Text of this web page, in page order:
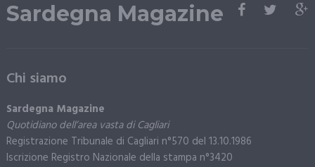
Sardegna Magazine
Chi siamo
Sardegna Magazine
Quotidiano dell’area vasta di Cagliari
Registrazione Tribunale di Cagliari n°570 del 13.10.1986
Iscrizione Registro Nazionale della stampa n°3420